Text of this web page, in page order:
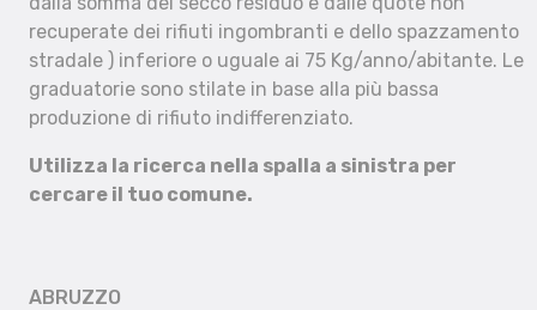
recuperate dei rifiuti ingombranti e dello spazzamento
stradale ) inferiore o uguale ai 75 Kg/anno/abitante. Le
graduatorie sono stilate in base alla più bassa
produzione di rifiuto indifferenziato.
Utilizza la ricerca nella spalla a sinistra per
cercare il tuo comune.
ABRUZZO